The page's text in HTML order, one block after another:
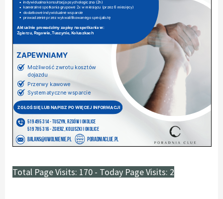
Total Page Visits: 170 - Today Page Visits: 2